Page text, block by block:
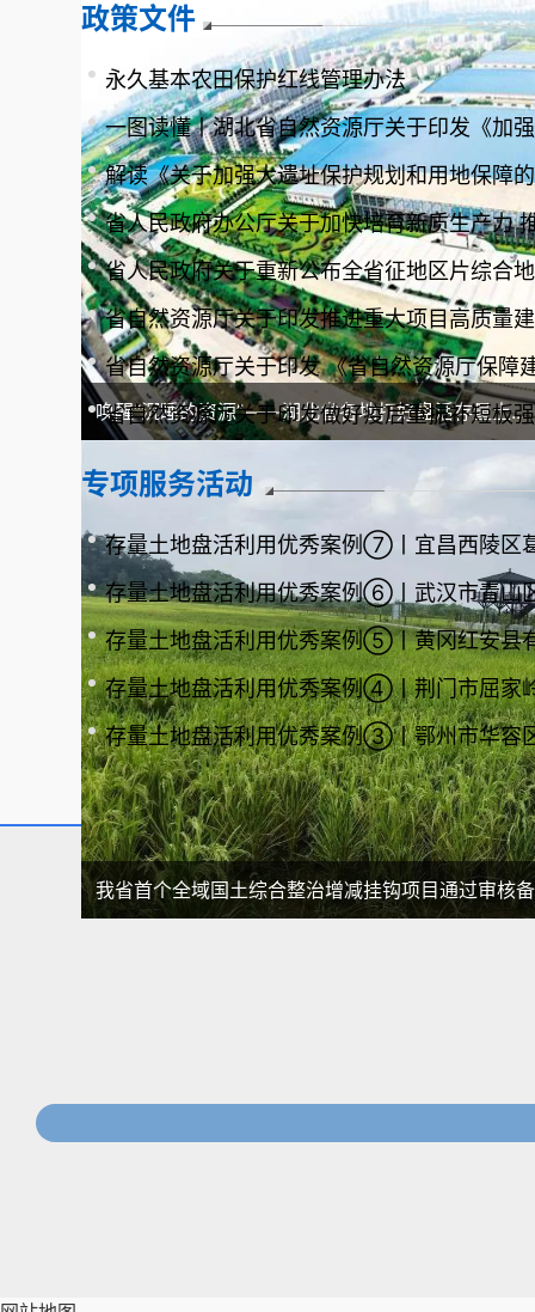
唤醒“沉睡的资源”——湖北省各地打好盘活存量土...
我省首个全域国土综合整治增减挂钩项目通过审核
政策文件
永久基本农田保护红线管理办法
解读《关于加强大遗址保护规划和用地保障
专项服务活动